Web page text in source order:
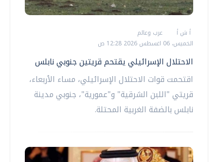
أ ش أ
عرب وعالم
الخميس، 06 اغسطس 2026 12:28 ص
الاحتلال الإسرائيلي يقتحم قريتين جنوبي نابلس
اقتحمت قوات الاحتلال الإسرائيلي، مساء الأربعاء،
قريتي "اللبن الشرقية" و"عمورية"، جنوبي مدينة
نابلس بالضفة الغربية المحتلة.